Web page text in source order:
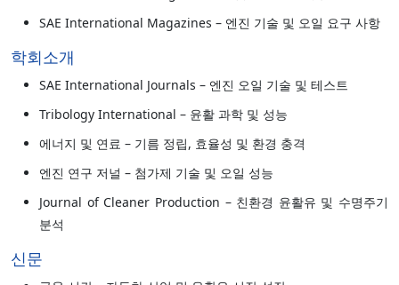
SAE International Magazines – 엔진 기술 및 오일 요구 사항
학회소개
SAE International Journals – 엔진 오일 기술 및 테스트
Tribology International – 윤활 과학 및 성능
에너지 및 연료 – 기름 정립, 효율성 및 환경 충격
엔진 연구 저널 – 첨가제 기술 및 오일 성능
Journal of Cleaner Production – 친환경 윤활유 및 수명주기
분석
신문